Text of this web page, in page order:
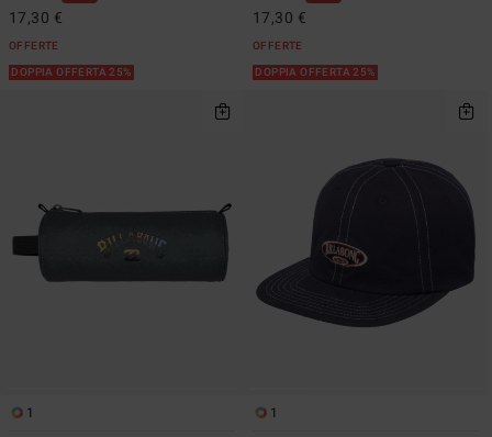
17,30 €
OFFERTE
DOPPIA OFFERTA 25%
17,30 €
OFFERTE
DOPPIA OFFERTA 25%
1
1